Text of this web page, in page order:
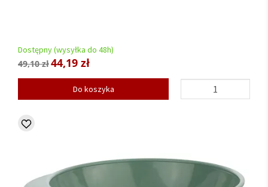
Dostępny (wysyłka do 48h)
49,10 zł44,19 zł
Do koszyka